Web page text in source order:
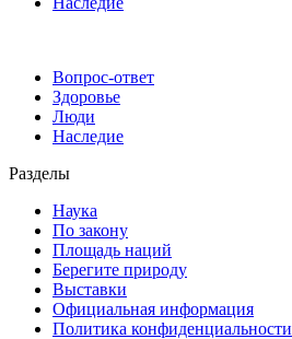
Вопрос-ответ
Здоровье
Люди
Наследие
Разделы
Наука
По закону
Площадь наций
Берегите природу
Выставки
Официальная информация
Политика конфиденциальности